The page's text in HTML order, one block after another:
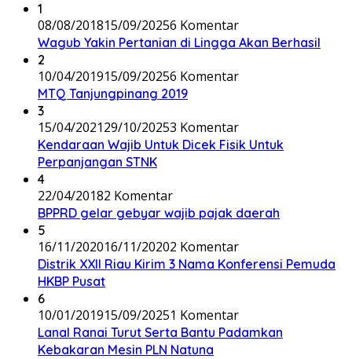
1
08/08/201815/09/20256 Komentar
Wagub Yakin Pertanian di Lingga Akan Berhasil
2
10/04/201915/09/20256 Komentar
MTQ Tanjungpinang 2019
3
15/04/202129/10/20253 Komentar
Kendaraan Wajib Untuk Dicek Fisik Untuk
Perpanjangan STNK
4
22/04/20182 Komentar
BPPRD gelar gebyar wajib pajak daerah
5
16/11/202016/11/20202 Komentar
Distrik XXII Riau Kirim 3 Nama Konferensi Pemuda
HKBP Pusat
6
10/01/201915/09/20251 Komentar
Lanal Ranai Turut Serta Bantu Padamkan
Kebakaran Mesin PLN Natuna